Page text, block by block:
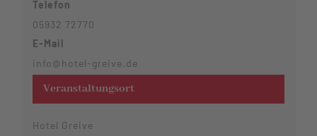
Veranstaltungsort
Hotel Greive
Telefon
05932 72770
E-Mail
info@hotel-greive.de